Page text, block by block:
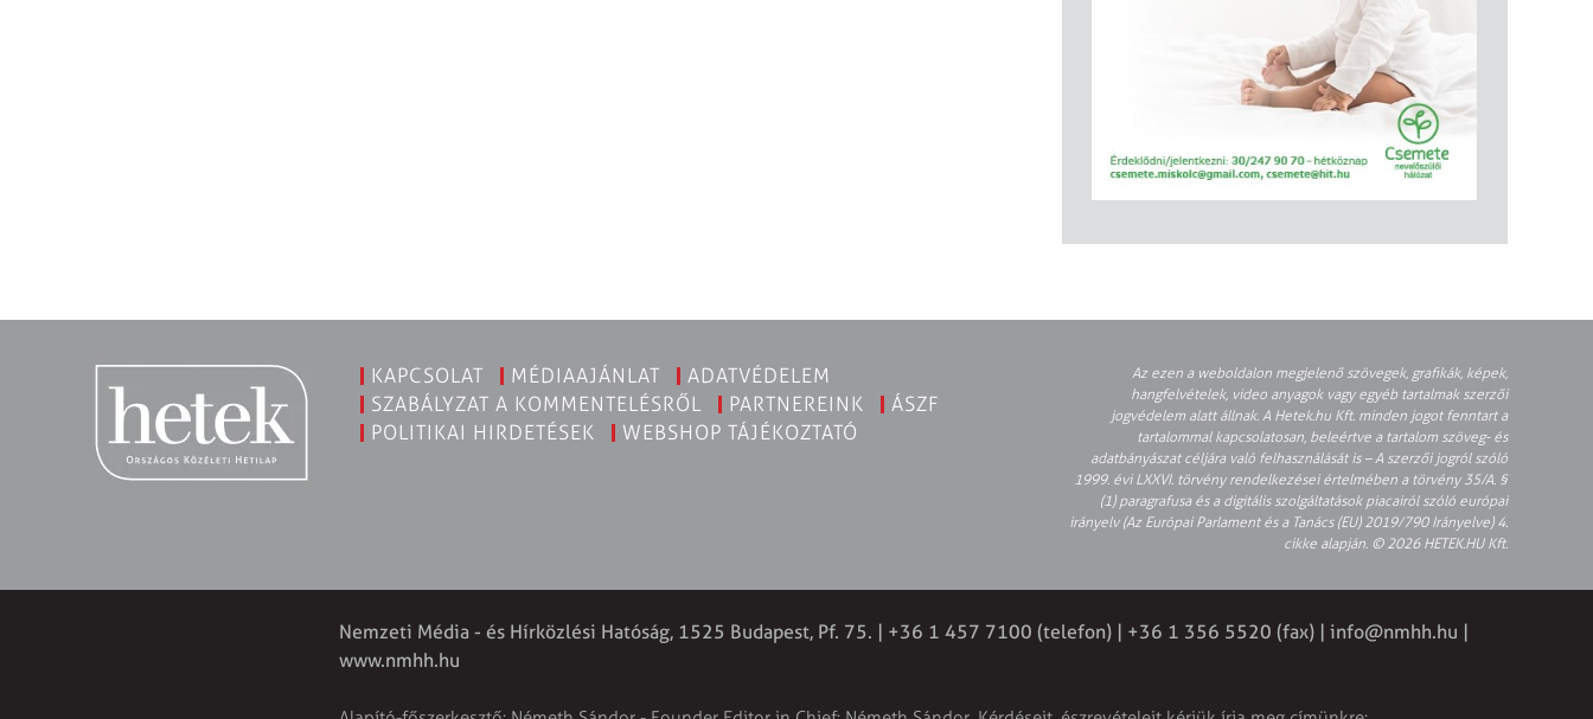
KAPCSOLAT MÉDIAAJÁNLAT
ADATVÉDELEM
SZABÁLYZAT A KOMMENTELÉSRŐL
PARTNEREINK
ÁSZF
POLITIKAI HIRDETÉSEK
WEBSHOP TÁJÉKOZTATÓ
Az ezen a weboldalon megjelenő szövegek, grafikák, képek,
hangfelvételek, video anyagok vagy egyéb tartalmak szerzői
jogvédelem alatt állnak. A Hetek.hu Kft. minden jogot fenntart a
tartalommal kapcsolatosan, beleértve a tartalom szöveg- és
adatbányászat céljára való felhasználását is – A szerzői jogról szóló
1999. évi LXXVI. törvény rendelkezései értelmében a törvény 35/A. §
(1) paragrafusa és a digitális szolgáltatások piacairól szóló európai
irányelv (Az Európai Parlament és a Tanács (EU) 2019/790 Irányelve) 4.
cikke alapján. © 2026 HETEK.HU Kft.
Nemzeti Média - és Hírközlési Hatóság, 1525 Budapest, Pf. 75. | +36 1 457 7100 (telefon) | +36 1 356 5520 (fax) | info@nmhh.hu
www.nmhh.hu